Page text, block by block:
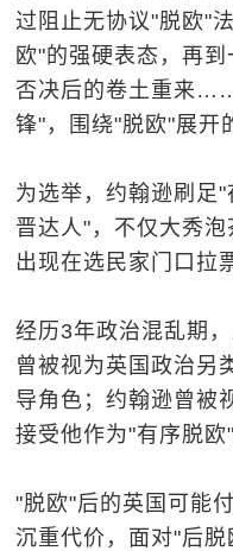
过阻止无协议"脱欧"
欧"的强硬表态，再
否决后的卷土重来
锋"，围绕"脱欧"展开
为选举，约翰逊刷足
晋达人"，不仅大秀泡
出现在选民家门口拉
经历3年政治混乱期
曾被视为英国政治另
导角色；约翰逊曾被
接受他作为"有序脱欧
"脱欧"后的英国可能
沉重代价，面对"后